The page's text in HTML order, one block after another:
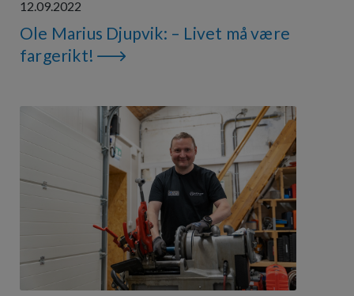
12.09.2022
Ole Marius Djupvik: – Livet må være
fargerikt!